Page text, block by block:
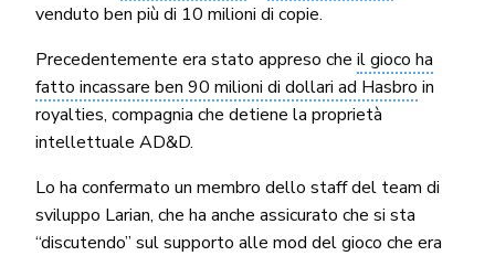
venduto ben più di 10 milioni di copie.
Precedentemente era stato appreso cheil gioco ha
fatto incassare ben 90 milioni di dollari ad Hasbro in
royalties, compagnia che detiene la proprietà
intellettuale AD&D.
Lo ha confermato un membro dello staff del team di
sviluppo Larian, che ha anche assicurato che si sta
“discutendo” sul supporto alle mod del gioco che era